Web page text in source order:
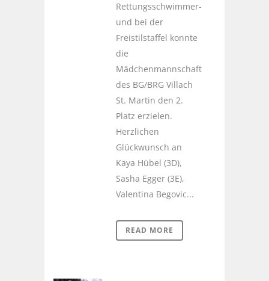
Rettungsschwimmer-
und bei der
Freistilstaffel konnte
die
Mädchenmannschaft
des BG/BRG Villach
St. Martin den 2.
Platz erzielen.
Herzlichen
Glückwunsch an
Kaya Hübel (3D),
Sasha Egger (3E),
Valentina Begovic...
READ MORE